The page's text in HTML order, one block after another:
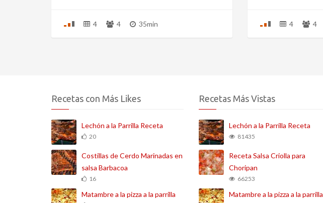
4 4 35min 4 4
Recetas con Más Likes
Lechón a la Parrilla Receta
20
Costillas de Cerdo Marinadas en
salsa Barbacoa
16
Matambre a la pizza a la parrilla
Recetas Más Vistas
Lechón a la Parrilla Receta
81435
Receta Salsa Criolla para
Choripan
66253
Matambre a la pizza a la parrilla